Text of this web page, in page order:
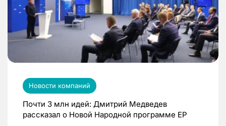
Новости компаний
Почти 3 млн идей: Дмитрий Медведев
рассказал о Новой Народной программе ЕР